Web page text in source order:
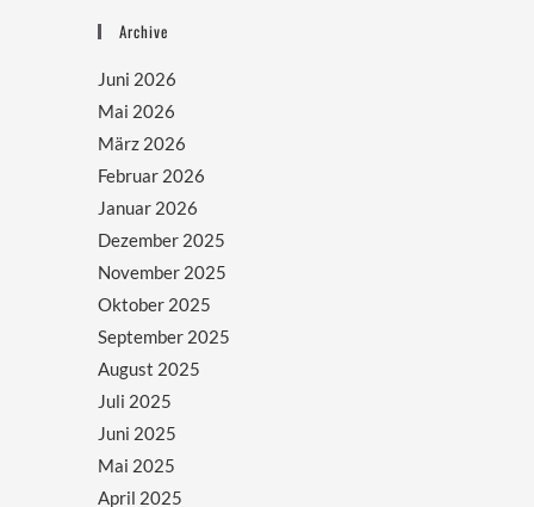
Archive
Juni 2026
Mai 2026
März 2026
Februar 2026
Januar 2026
Dezember 2025
November 2025
Oktober 2025
September 2025
August 2025
Juli 2025
Juni 2025
Mai 2025
April 2025